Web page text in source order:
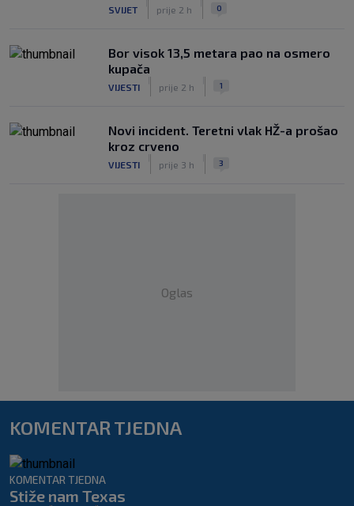
SVIJET prije 2 h 0
Bor visok 13,5 metara pao na osmero
kupača
VIJESTI prije 2 h 1
Novi incident. Teretni vlak HŽ-a prošao
kroz crveno
VIJESTI prije 3 h 3
Oglas
KOMENTAR TJEDNA
KOMENTAR TJEDNA
Stiže nam Texas